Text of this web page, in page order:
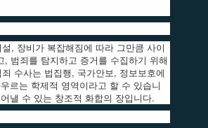
, 장비가 복잡해짐에 따라 그만큼 사이
범죄를 탐지하고 증거를 수집하기 위해
수사는 법집행, 국가안보, 정보보호에
르는 학제적 영역이라고 할 수 있습니
낼 수 있는 창조적 화합의 장입니다.